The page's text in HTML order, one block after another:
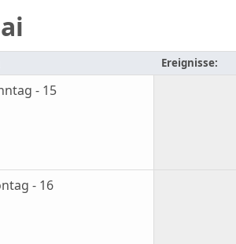
Ereignisse:
- 15
- 16